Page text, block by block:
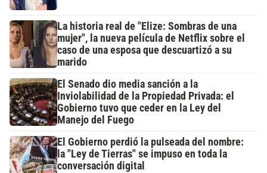
La historia real de "Elize: Sombras de una
mujer", la nueva película de Netflix sobre el
caso de una esposa que descuartizó a su
marido
El Senado dio media sanción a la
Inviolabilidad de la Propiedad Privada: el
Gobierno tuvo que ceder en la Ley del
Manejo del Fuego
El Gobierno perdió la pulseada del nombre:
la "Ley de Tierras" se impuso en toda la
conversación digital